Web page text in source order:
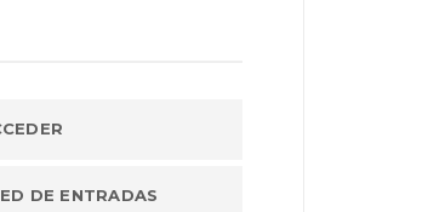
DE ENTRADAS